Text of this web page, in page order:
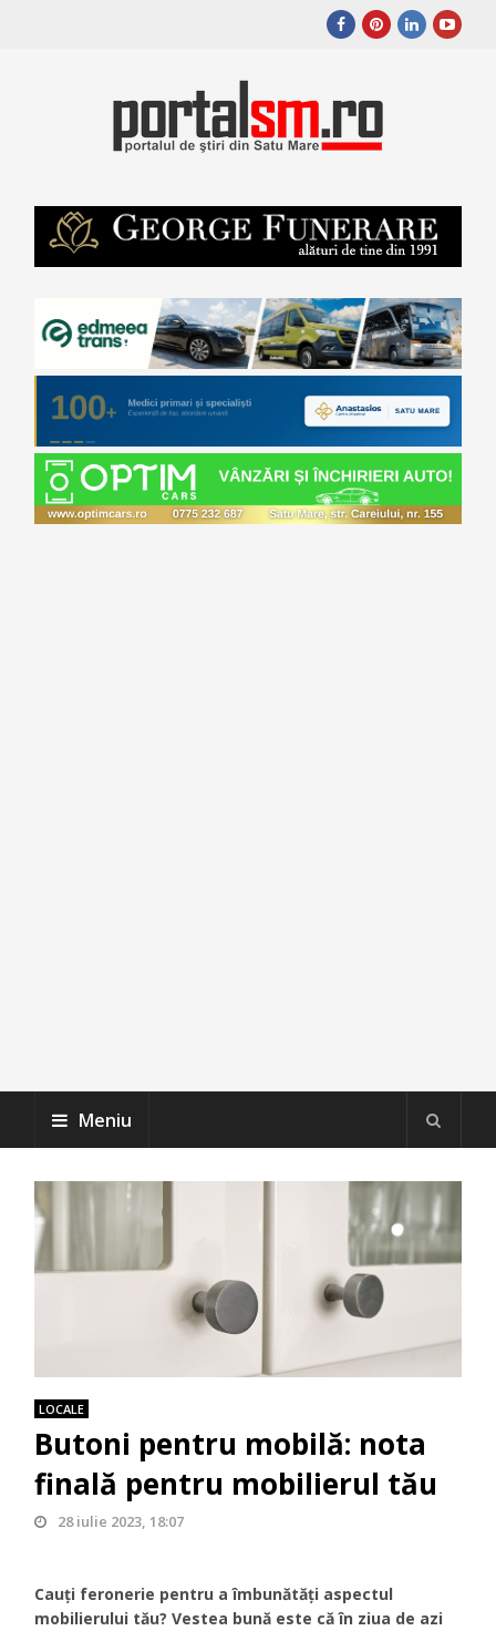
Meniu
LOCALE
Butoni pentru mobilă: nota
finală pentru mobilierul tău
28 iulie 2023, 18:07
Cauți feronerie pentru a îmbunătăți aspectul
mobilierului tău? Vestea bună este că în ziua de azi